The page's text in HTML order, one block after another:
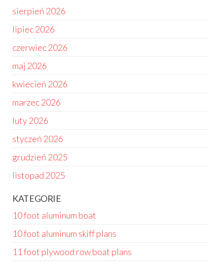
sierpień 2026
lipiec 2026
czerwiec 2026
maj 2026
kwiecień 2026
marzec 2026
luty 2026
styczeń 2026
grudzień 2025
listopad 2025
KATEGORIE
10 foot aluminum boat
10 foot aluminum skiff plans
11 foot plywood row boat plans